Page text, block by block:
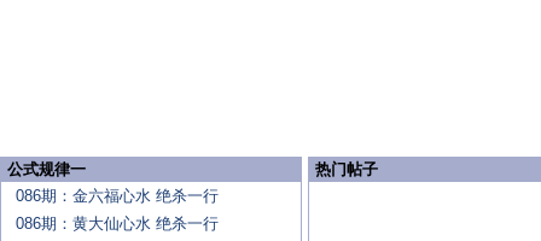
公式规律一
086期：金六福心水 绝杀一行
086期：黄大仙心水 绝杀一行
热门帖子